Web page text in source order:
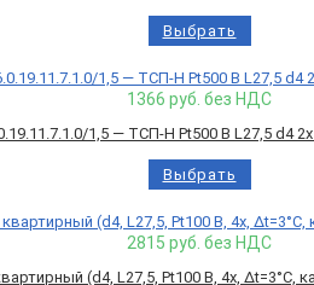
Выбрать
1366 руб. без НДС
1,5 — ТСП-Н Pt500 B L27,5 d4
Выбрать
2815 руб. без НДС
(d4, L27,5, Pt100 B, 4х,